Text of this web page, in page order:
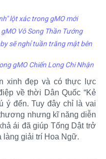
lột xác trong gMO mới
Vô Song Thần Tướng
sẽ nghỉ tuần trăng mật bên
gMO Chiến Long Chi Nhận
xinh đẹp và có thực lực
về thời Dân Quốc “Kẻ
ý đến. Tuy đây chỉ là vai
nhưng kĩ năng diễn
ái đã giúp Tống Dật trở
làng giải trí Hoa Ngữ.